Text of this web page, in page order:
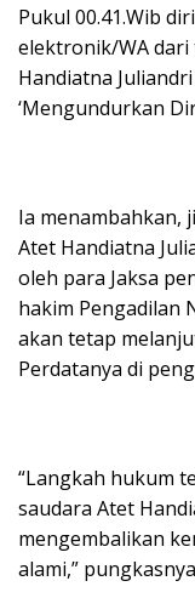
Pukul 00.41.Wib
elektronik/WA dari
Handiatna
‘Mengundurkan
Ia menambahkan,
Atet Handiatna
oleh para Jaksa
hakim Pengadilan
akan tetap
Perdatanya di
“Langkah hukum
saudara Atet
mengembalikan
alami,”